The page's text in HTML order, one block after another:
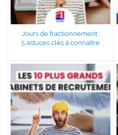
Jours de fractionnement :
5 astuces clés à connaître